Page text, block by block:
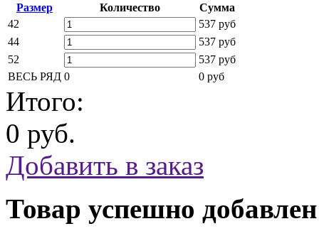
Размер Количество
Сумма
42
537 руб
44
537 руб
52
537 руб
ВЕСЬ РЯД 0 0 руб
Итого:
0 руб.
Добавить в заказ
Товар успешно